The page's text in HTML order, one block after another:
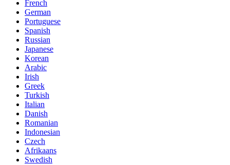
French
German
Portuguese
Spanish
Russian
Japanese
Korean
Arabic
Irish
Greek
Turkish
Italian
Danish
Romanian
Indonesian
Czech
Afrikaans
Swedish